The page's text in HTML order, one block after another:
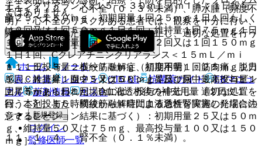
１１．１．２． 心不全（０．３％未満）、肺水腫（頻度不
明）：心不全のリスクがある患者では、観察を十分に行い、
異常が認められた場合には投与を中止し、適切な処置を行う
こと〔９．１．１参照〕。
１１．１．３． 横紋筋融解症（頻度不明）：筋肉痛、脱力
感、ＣＫ上昇、血中ミオグロビン上昇及び尿中ミオグロビン
上昇等があらわれた場合には、投与を中止し、適切な処置を
行うこと。また、横紋筋融解症による急性腎障害の発症に注
意すること。
１１．１．４． 腎不全（０．１％未満）。
チニンクリアランス≧１５−＜３０ｍＬ／ｍｉｎ：１日投与
量２５〜１５０ｍｇ、初期用量１回２５ｍｇ１日１回もしく
は２回又は１回５０ｍｇ１日１回、維持量１回７５ｍｇ１日
１回、最高投与量１回７５ｍｇ１日２回又は１回１５０ｍｇ
１日１回、Cクレアチニンクリアランス＜１５ｍＬ／ｍｉ
ｎ：１日投与量２５〜７５ｍｇ、初期用量１回２５ｍｇ１日
１回、維持量１回２５又は５０ｍｇ１日１回、最高投与量１
回７５ｍｇ１日１回、D血液透析後の補充用量（２日に１
回、本剤投与６時間後から４時間血液透析を実施した場合の
シミュレーション結果に基づく）：初期用量２５又は５０ｍ
ｇ、維持量５０又は７５ｍｇ、最高投与量１００又は１５０
ｍｇ］。
ではありません。
ホーム
ノート
表・計算
レジメン CTCAE 抗菌薬ガイド
ERマニュ
アル
薬剤情報 ポスト
新規登録
ログイン
監修医師一覧